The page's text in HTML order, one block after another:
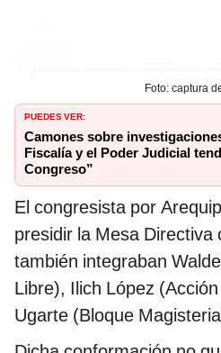
Foto: captura
PUEDES VER:
Camones sobre
Fiscalía y el Poder Judicial
Congreso”
El congresista por
presidir la Mesa Directiva
también integraban
Libre), Ilich López
Ugarte (Bloque